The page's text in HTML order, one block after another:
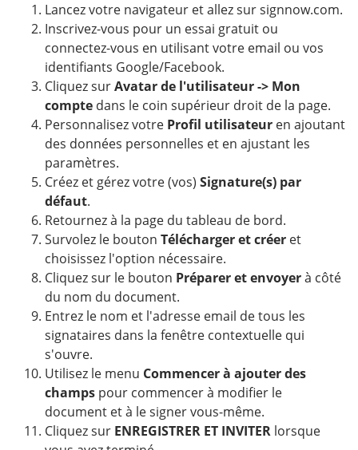
Lancez votre navigateur et allez sur signnow.com.
Inscrivez-vous pour un essai gratuit ou
connectez-vous en utilisant votre email ou vos
identifiants Google/Facebook.
Cliquez surAvatar de l'utilisateur -> Mon
compte dans le coin supérieur droit de la page.
Personnalisez votre Profil utilisateur en ajoutant
des données personnelles et en ajustant les
paramètres.
Créez et gérez votre (vos) Signature(s) par
défaut.
Retournez à la page du tableau de bord.
Survolez le bouton Télécharger et créer et
choisissez l'option nécessaire.
Cliquez sur le bouton Préparer et envoyerà côté
du nom du document.
Entrez le nom et l'adresse email de tous les
signataires dans la fenêtre contextuelle qui
s'ouvre.
Utilisez le menu Commencer à ajouter des
champs pour commencer à modifier le
document et à le signer vous-même.
Cliquez sur ENREGISTRER ET INVITER lorsque